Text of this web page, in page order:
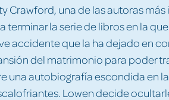
Crawford, una de las autoras
terminar la serie de libros en la
accidente que la ha dejado en
del matrimonio para poder
una autobiografía escondida en
Lowen decide